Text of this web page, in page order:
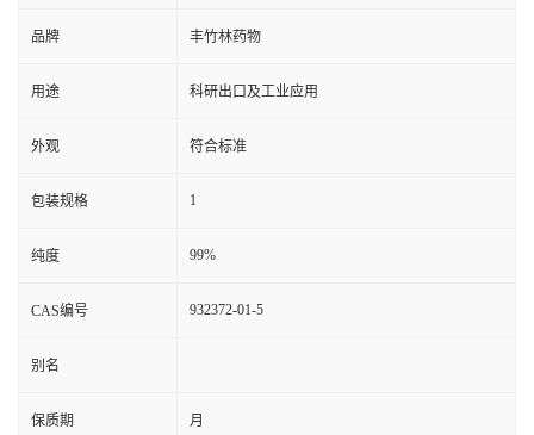
品牌 丰竹林药物
用途 科研出口及工业应用
外观 符合标准
包装规格 1
纯度 99%
CAS编号 932372-01-5
别名
保质期 月